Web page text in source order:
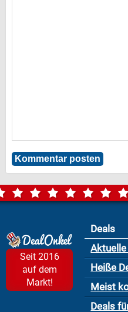
Seit 2016
auf dem
Markt!
Deals
Aktuelle
Heiße
Meist
Deals